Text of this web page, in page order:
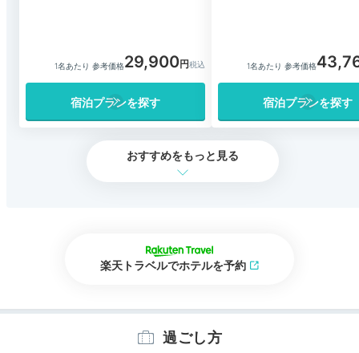
1名あたり 参考価格29,900
宿泊プランを探す
1名あたり 参考価格
宿泊プランを探す
おすすめをもっと見る
楽天トラベルでホテルを予約
過ごし方